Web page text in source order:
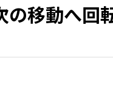
移動へ回